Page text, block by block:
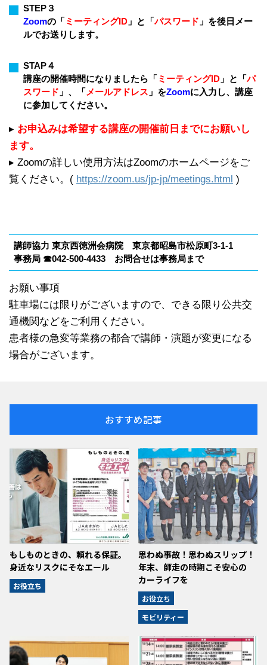
STEP３
Zoomの「 ミーティングID 」と「パスワード 」を後日メー
ルでお送りします。
STAP４
講座の開催時間になりましたら「 ミーティングID 」と「パ
スワード 」、「 メールアドレス 」をZoomに入力し、講座
に参加してください。
▸ お申込みは希望する講座の開催前日までにお願いし
ます。
▸ Zoomの詳しい使用方法はZoomのホームページをご
覧ください。( https://zoom.us/jp-jp/meetings.html )
講師協力 東京西徳洲会病院 東京都昭島市松原町3-1-1
事務局 ☎042-500-4433 お問合せは事務局まで
お願い事項
駐車場には限りがございますので、できる限り公共交
通機関などをご利用ください。
患者様の急変等業務の都合で講師・演題が変更になる
場合がございます。
おすすめ記事
もしものときの、頼れる保証。
身近なリスクにそなエール
お役立ち
思わぬ事故！思わぬスリップ！
年末、師走の時期こそ安心の
カーライフを
お役立ち
モビリティー